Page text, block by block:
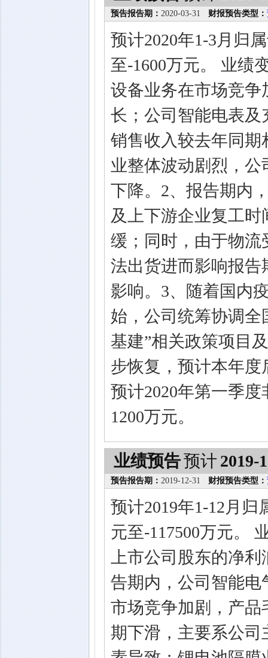
预告报告期： 2020-03-31 财报预告类型：
预计2020年1-3月归
至-1600万元。 业绩
设备业务在市场竞
长；公司智能电表
销售收入较去年同
业整体波动剧烈，
下降。2、报告期内
及上下游企业复工
缓；同时，由于物
法出货进而影响报
影响。3、随着国内
始，公司统筹协调全
基建”相关政策项目
步恢复，预计本年
预计2020年第一季
1200万元。
业绩预告预计 2019-
预告报告期： 2019-12-31 财报预告类型：
预计2019年1-12月归
元至-117500万元。
上市公司股东的净
告期内，公司智能
市场竞争加剧，产
期下滑，主要系公